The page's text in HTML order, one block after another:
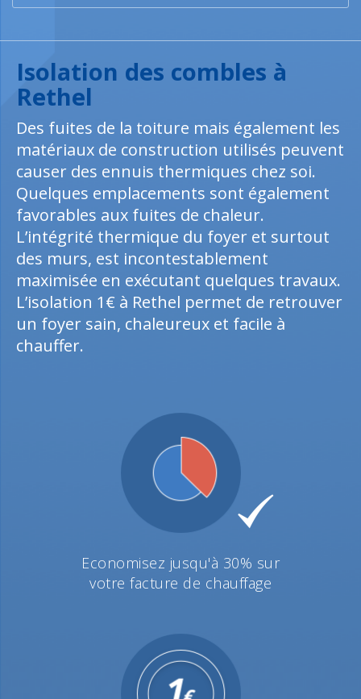
Isolation des combles à
Rethel
Des fuites de la toiture mais également les
matériaux de construction utilisés peuvent
causer des ennuis thermiques chez soi.
Quelques emplacements sont également
favorables aux fuites de chaleur.
L’intégrité thermique du foyer et surtout
des murs, est incontestablement
maximisée en exécutant quelques travaux.
L’isolation 1€ à Rethel permet de retrouver
un foyer sain, chaleureux et facile à
chauffer.
Economisez jusqu'à 30% sur
votre facture de chauffage